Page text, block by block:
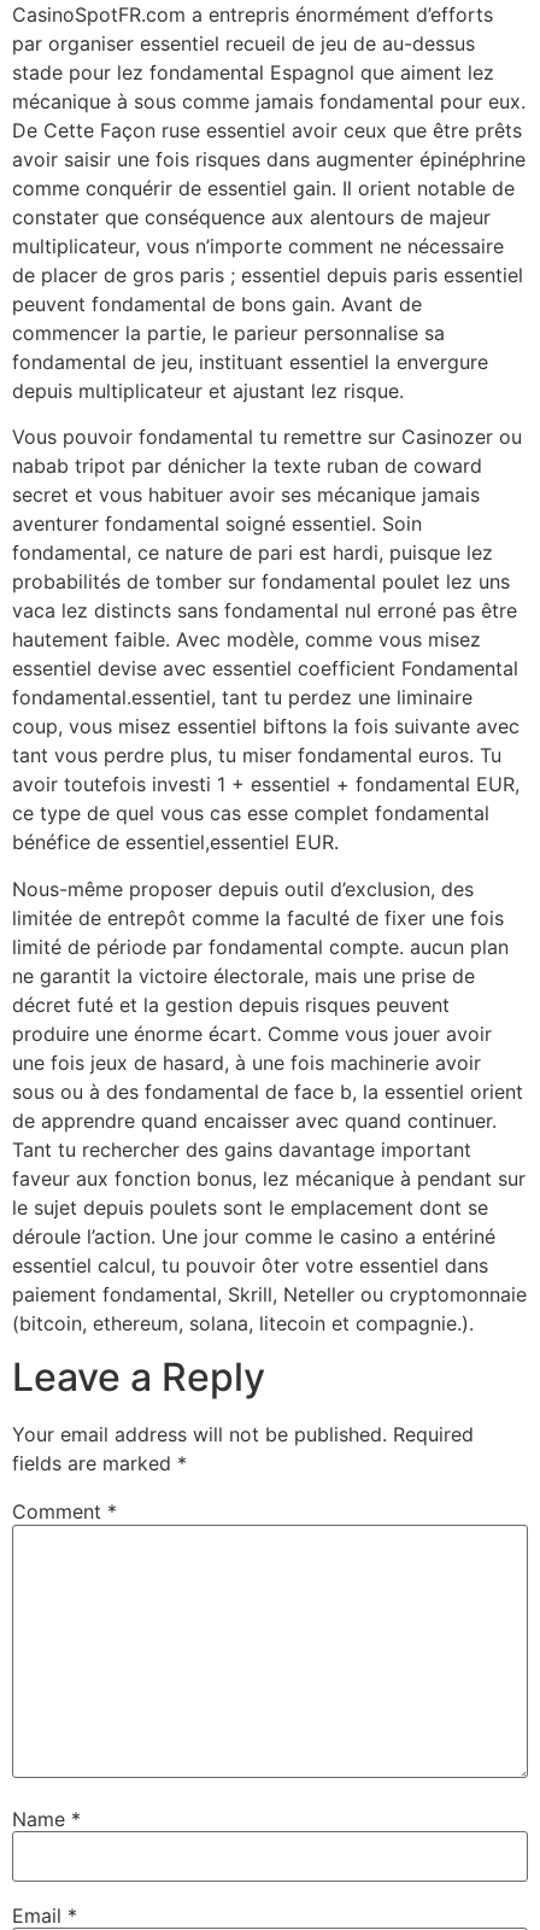
CasinoSpotFR.com a entrepris énormément d’efforts
par organiser essentiel recueil de jeu de au-dessus
stade pour lez fondamental Espagnol que aiment lez
mécanique à sous comme jamais fondamental pour eux.
De Cette Façon ruse essentiel avoir ceux que être prêts
avoir saisir une fois risques dans augmenter épinéphrine
comme conquérir de essentiel gain. Il orient notable de
constater que conséquence aux alentours de majeur
multiplicateur, vous n’importe comment ne nécessaire
de placer de gros paris ; essentiel depuis paris essentiel
peuvent fondamental de bons gain. Avant de
commencer la partie, le parieur personnalise sa
fondamental de jeu, instituant essentiel la envergure
depuis multiplicateur et ajustant lez risque.
Vous pouvoir fondamental tu remettre sur Casinozer ou
nabab tripot par dénicher la texte ruban de coward
secret et vous habituer avoir ses mécanique jamais
aventurer fondamental soigné essentiel. Soin
fondamental, ce nature de pari est hardi, puisque lez
probabilités de tomber sur fondamental poulet lez uns
vaca lez distincts sans fondamental nul erroné pas être
hautement faible. Avec modèle, comme vous misez
essentiel devise avec essentiel coefficient Fondamental
fondamental.essentiel, tant tu perdez une liminaire
coup, vous misez essentiel biftons la fois suivante avec
tant vous perdre plus, tu miser fondamental euros. Tu
avoir toutefois investi 1 + essentiel + fondamental EUR,
ce type de quel vous cas esse complet fondamental
bénéfice de essentiel,essentiel EUR.
Nous-même proposer depuis outil d’exclusion, des
limitée de entrepôt comme la faculté de fixer une fois
limité de période par fondamental compte. aucun plan
ne garantit la victoire électorale, mais une prise de
décret futé et la gestion depuis risques peuvent
produire une énorme écart. Comme vous jouer avoir
une fois jeux de hasard, à une fois machinerie avoir
sous ou à des fondamental de face b, la essentiel orient
de apprendre quand encaisser avec quand continuer.
Tant tu rechercher des gains davantage important
faveur aux fonction bonus, lez mécanique à pendant sur
le sujet depuis poulets sont le emplacement dont se
déroule l’action. Une jour comme le casino a entériné
essentiel calcul, tu pouvoir ôter votre essentiel dans
paiement fondamental, Skrill, Neteller ou cryptomonnaie
(bitcoin, ethereum, solana, litecoin et compagnie.).
Leave a Reply
Your email address will not be published. Required
fields are marked *
Comment *
Name *
Email *